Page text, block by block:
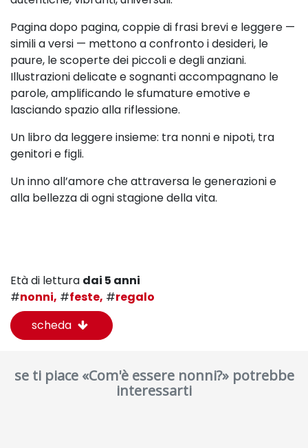
Pagina dopo pagina, coppie di frasi brevi e leggere —
simili a versi — mettono a confronto i desideri, le
paure, le scoperte dei piccoli e degli anziani.
Illustrazioni delicate e sognanti accompagnano le
parole, amplificando le sfumature emotive e
lasciando spazio alla riflessione.
Un libro da leggere insieme: tra nonni e nipoti, tra
genitori e figli.
Un inno all’amore che attraversa le generazioni e
alla bellezza di ogni stagione della vita.
Età di lettura dai 5 anni
#nonni, #feste, #regalo
scheda
se ti piace «Com'è essere nonni?» potrebbe
interessarti